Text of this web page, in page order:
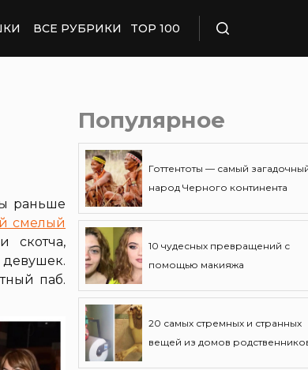
ВСЕ РУБРИКИ TOP 100
раньше
смелый
скотча,
паб.
Популярное
Готтентоты — самый
народ Черного континента
10 чудесных превращений с
помощью макияжа
20 самых стремных и странных
вещей из домов